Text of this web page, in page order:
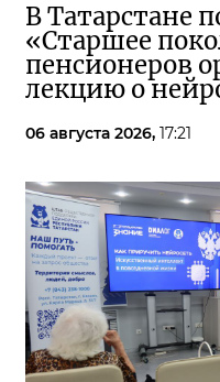
В Татарстане
«Старшее
пенсионеров
лекцию о
06 августа 2026, 17:21